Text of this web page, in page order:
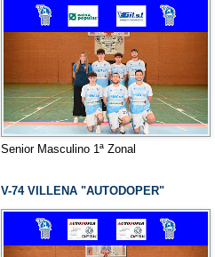
Senior Masculino 1ª Zonal
V-74 VILLENA "AUTODOPER"